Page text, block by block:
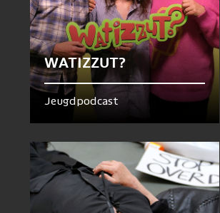
WATIZZUT?
Jeugdpodcast